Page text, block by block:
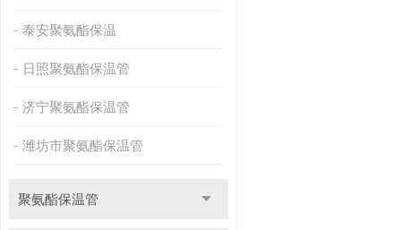
泰安聚氨酯保温
日照聚氨酯保温管
济宁聚氨酯保温管
潍坊市聚氨酯保温管
聚氨酯保温管